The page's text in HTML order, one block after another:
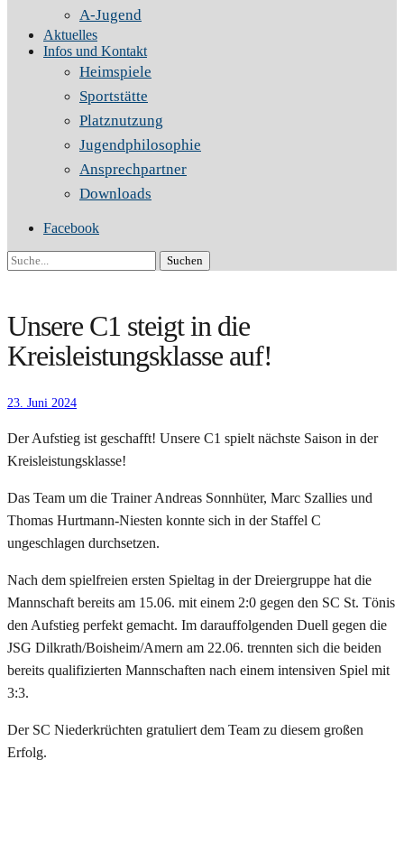
A-Jugend
Aktuelles
Infos und Kontakt
Heimspiele
Sportstätte
Platznutzung
Jugendphilosophie
Ansprechpartner
Downloads
Facebook
Suche
Unsere C1 steigt in die
Kreisleistungsklasse auf!
23. Juni 2024
Der Aufstieg ist geschafft! Unsere C1 spielt nächste Saison in der
Kreisleistungsklasse!
Das Team um die Trainer Andreas Sonnhüter, Marc Szallies und
Thomas Hurtmann-Niesten konnte sich in der Staffel C
ungeschlagen durchsetzen.
Nach dem spielfreien ersten Spieltag in der Dreiergruppe hat die
Mannschaft bereits am 15.06. mit einem 2:0 gegen den SC St. Tönis
den Aufstieg perfekt gemacht. Im darauffolgenden Duell gegen die
JSG Dilkrath/Boisheim/Amern am 22.06. trennten sich die beiden
bereits qualifizierten Mannschaften nach einem intensiven Spiel mit
3:3.
Der SC Niederkrüchten gratuliert dem Team zu diesem großen
Erfolg.